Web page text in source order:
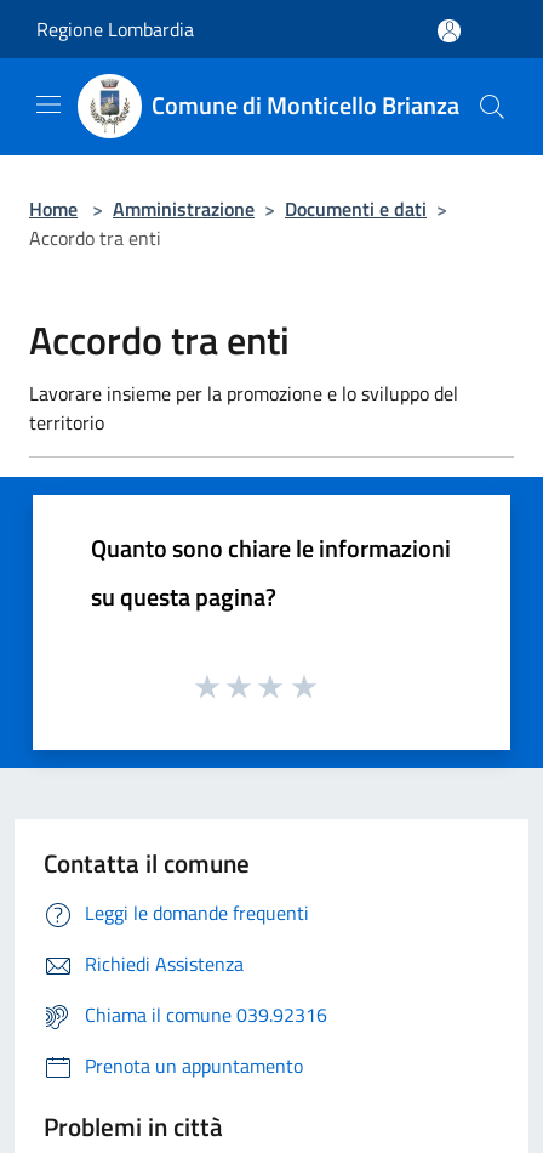
Regione Lombardia
Comune di Monticello Brianza
Home > Amministrazione > Documenti e dati >
Accordo tra enti
Accordo tra enti
Lavorare insieme per la promozione e lo sviluppo del
territorio
Quanto sono chiare le informazioni
su questa pagina?
Contatta il comune
Leggi le domande frequenti
Richiedi Assistenza
Chiama il comune 039.92316
Prenota un appuntamento
Problemi in città